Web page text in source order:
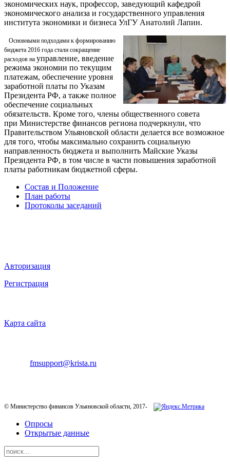
экономических наук, профессор, заведующий кафедрой
экономического анализа и государственного управления
института экономики и бизнеса УлГУ Анатолий Лапин.
Основными подходами к формированию
бюджета 2016 года стали сокращение
расходов на управление, введение
режима экономии по текущим
платежам, обеспечение уровня
заработной платы по Указам
Президента РФ, а также полное
обеспечение социальных
обязательств. Кроме того, члены общественного совета
при Министерстве финансов региона подчеркнули, что
Правительством Ульяновской области делается все возможное
для того, чтобы максимально сохранить социальную
направленность бюджета и выполнить Майские Указы
Президента РФ, в том числе в части повышения заработной
платы работникам бюджетной сферы.
Состав и Положение
План работы
Протоколы заседаний
Авторизация
Регистрация
Карта сайта
fmsupport@krista.ru
© Министерство финансов Ульяновской области, 2017-
Опросы
Открытые данные